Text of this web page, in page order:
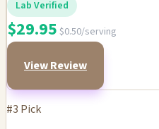
Lab Verified
$29.95 $0.50/serving
View Review
#3 Pick